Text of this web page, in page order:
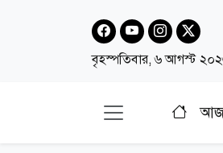
বৃহস্পতিবার, ৬ আগস্ট